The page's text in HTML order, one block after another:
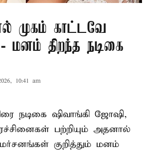
முகம் காட்டவே
திறந்த நடிகை
10:41 am
நடிகை ஷிவாங்கி ஜோஷி,
பற்றியும் அதனால்
குறித்தும் மனம்